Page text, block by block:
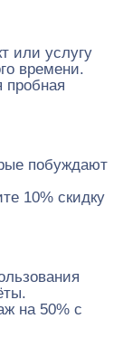
или услугу
времени.
пробная
побуждают
10% скидку
на 50% с